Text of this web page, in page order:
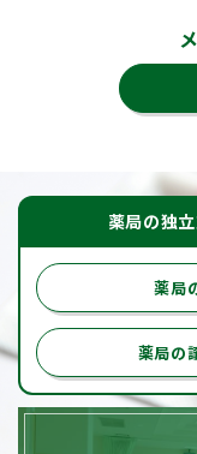
薬局の独
薬局
薬局の